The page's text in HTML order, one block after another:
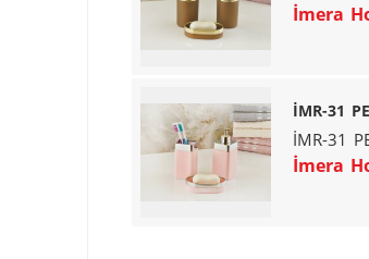
İmera
İMR-31
İMR-31
İmera